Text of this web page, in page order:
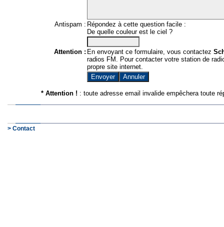
Antispam : Répondez à cette question facile :
De quelle couleur est le ciel ?
Attention : En envoyant ce formulaire, vous contactez
radios FM. Pour contacter votre station de
propre site internet.
* Attention ! : toute adresse email invalide empêchera toute
> Contact